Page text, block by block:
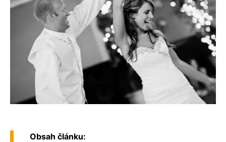
Obsah článku: